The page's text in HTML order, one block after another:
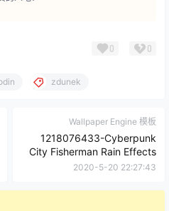
0 0
zdunek
Wallpaper Engine 模板
1218076433-Cyberpunk
City Fisherman Rain Effects
2020-5-20 22:27:43